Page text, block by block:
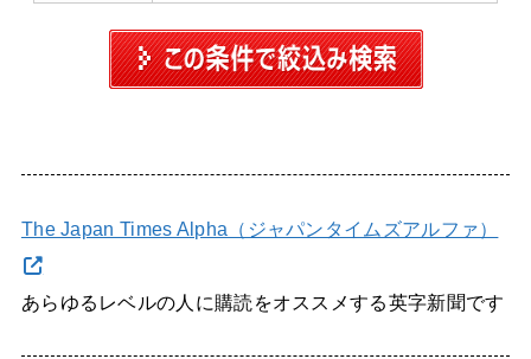
The Japan Times Alpha（ジャパンタイムズアルファ）
あらゆるレベルの人に購読をオススメする英字新聞です